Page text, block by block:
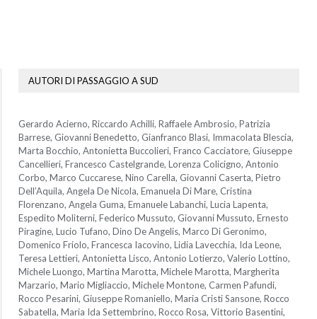
AUTORI DI PASSAGGIO A SUD
Gerardo Acierno, Riccardo Achilli, Raffaele Ambrosio, Patrizia
Barrese, Giovanni Benedetto, Gianfranco Blasi, Immacolata Blescia,
Marta Bocchio, Antonietta Buccolieri, Franco Cacciatore, Giuseppe
Cancellieri, Francesco Castelgrande, Lorenza Colicigno, Antonio
Corbo, Marco Cuccarese, Nino Carella, Giovanni Caserta, Pietro
Dell’Aquila, Angela De Nicola, Emanuela Di Mare, Cristina
Florenzano, Angela Guma, Emanuele Labanchi, Lucia Lapenta,
Espedito Moliterni, Federico Mussuto, Giovanni Mussuto, Ernesto
Piragine, Lucio Tufano, Dino De Angelis, Marco Di Geronimo,
Domenico Friolo, Francesca Iacovino, Lidia Lavecchia, Ida Leone,
Teresa Lettieri, Antonietta Lisco, Antonio Lotierzo, Valerio Lottino,
Michele Luongo, Martina Marotta, Michele Marotta, Margherita
Marzario, Mario Migliaccio, Michele Montone, Carmen Pafundi,
Rocco Pesarini, Giuseppe Romaniello, Maria Cristi Sansone, Rocco
Sabatella, Maria Ida Settembrino, Rocco Rosa, Vittorio Basentini,